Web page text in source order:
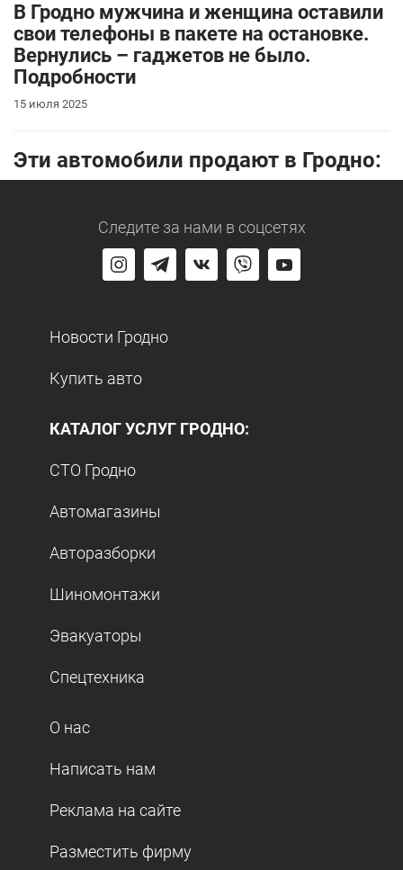
В Гродно мужчина и женщина оставили
свои телефоны в пакете на остановке.
Вернулись – гаджетов не было.
Подробности
15 июля 2025
Эти автомобили продают в Гродно:
Следите за нами в соцсетях
Новости Гродно
Купить авто
КАТАЛОГ УСЛУГ ГРОДНО:
СТО Гродно
Автомагазины
Авторазборки
Шиномонтажи
Эвакуаторы
Спецтехника
О нас
Написать нам
Реклама на сайте
Разместить фирму